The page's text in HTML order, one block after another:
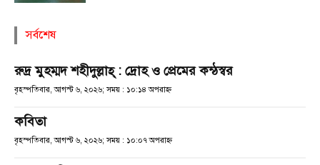
সর্বশেষ
রুদ্র মুহম্মদ শহীদুল্লাহ্ : দ্রোহ ও প্রেমের কন্ঠস্বর
বৃহস্পতিবার, আগস্ট ৬, ২০২৬; সময় : ১০:১৪ অপরাহ্ণ
কবিতা
বৃহস্পতিবার, আগস্ট ৬, ২০২৬; সময় : ১০:০৭ অপরাহ্ণ